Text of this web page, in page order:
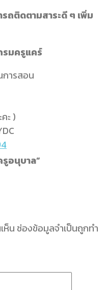
ถติดตามสาระดี ๆ เพิ่ม
รมครูแคร์
ารสอน
ะ )
อนุบาล”
ห็น ช่องข้อมูลจำเป็นถูกทำ